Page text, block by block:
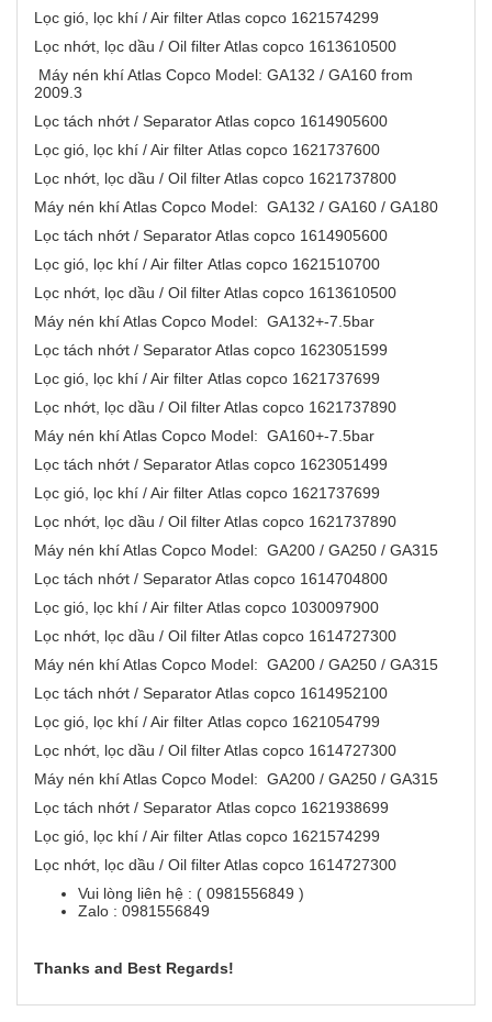
Lọc gió, lọc khí / Air filter Atlas copco 1621574299
Lọc nhớt, lọc dầu / Oil filter Atlas copco 1613610500
Máy nén khí Atlas Copco Model: GA132 / GA160 from
2009.3
Lọc tách nhớt / Separator Atlas copco 1614905600
Lọc gió, lọc khí / Air filter Atlas copco 1621737600
Lọc nhớt, lọc dầu / Oil filter Atlas copco 1621737800
Máy nén khí Atlas Copco Model: GA132 / GA160 / GA180
Lọc tách nhớt / Separator Atlas copco 1614905600
Lọc gió, lọc khí / Air filter Atlas copco 1621510700
Lọc nhớt, lọc dầu / Oil filter Atlas copco 1613610500
Máy nén khí Atlas Copco Model: GA132+-7.5bar
Lọc tách nhớt / Separator Atlas copco 1623051599
Lọc gió, lọc khí / Air filter Atlas copco 1621737699
Lọc nhớt, lọc dầu / Oil filter Atlas copco 1621737890
Máy nén khí Atlas Copco Model: GA160+-7.5bar
Lọc tách nhớt / Separator Atlas copco 1623051499
Lọc gió, lọc khí / Air filter Atlas copco 1621737699
Lọc nhớt, lọc dầu / Oil filter Atlas copco 1621737890
Máy nén khí Atlas Copco Model: GA200 / GA250 / GA315
Lọc tách nhớt / Separator Atlas copco 1614704800
Lọc gió, lọc khí / Air filter Atlas copco 1030097900
Lọc nhớt, lọc dầu / Oil filter Atlas copco 1614727300
Máy nén khí Atlas Copco Model: GA200 / GA250 / GA315
Lọc tách nhớt / Separator Atlas copco 1614952100
Lọc gió, lọc khí / Air filter Atlas copco 1621054799
Lọc nhớt, lọc dầu / Oil filter Atlas copco 1614727300
Máy nén khí Atlas Copco Model: GA200 / GA250 / GA315
Lọc tách nhớt / Separator Atlas copco 1621938699
Lọc gió, lọc khí / Air filter Atlas copco 1621574299
Lọc nhớt, lọc dầu / Oil filter Atlas copco 1614727300
Vui lòng liên hệ : ( 0981556849 )
Zalo : 0981556849
Thanks and Best Regards!